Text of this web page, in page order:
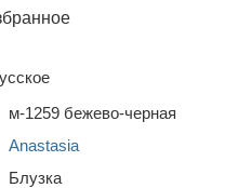
м-1259 бежево-черная
Anastasia
Блузка